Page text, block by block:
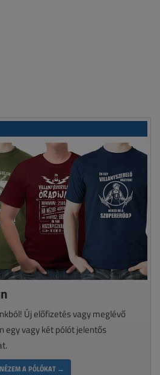
Új előfizetés vagy meglévő
egy vagy két pólót jelentős
A PÓLÓKAT →